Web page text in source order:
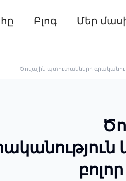
Բլոգ Մեր
Ծովային պտուտակների